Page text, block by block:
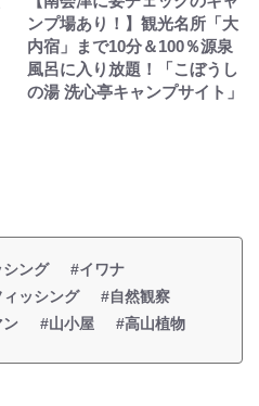
ンプ場あり！】観光名所「大
内宿」まで10分＆100％源泉
風呂に入り放題！「こぼうし
の湯 洗心亭キャンプサイト」
ング
#イワナ
ッシング
#自然観察
ン #山小屋 #高山植物